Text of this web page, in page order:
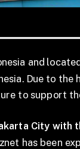
and
Due to
to support
City
has been